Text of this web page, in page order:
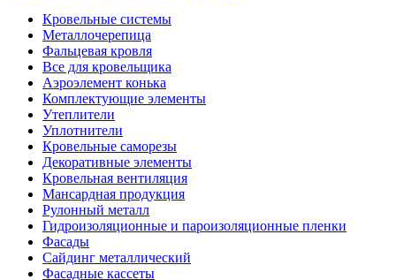
Кровельные системы
Металлочерепица
Фальцевая кровля
Все для кровельщика
Аэроэлемент конька
Комплектующие элементы
Утеплители
Уплотнители
Кровельные саморезы
Декоративные элементы
Кровельная вентиляция
Мансардная продукция
Рулонный металл
Гидроизоляционные и пароизоляционные пленки
Фасады
Сайдинг металлический
Фасадные кассеты